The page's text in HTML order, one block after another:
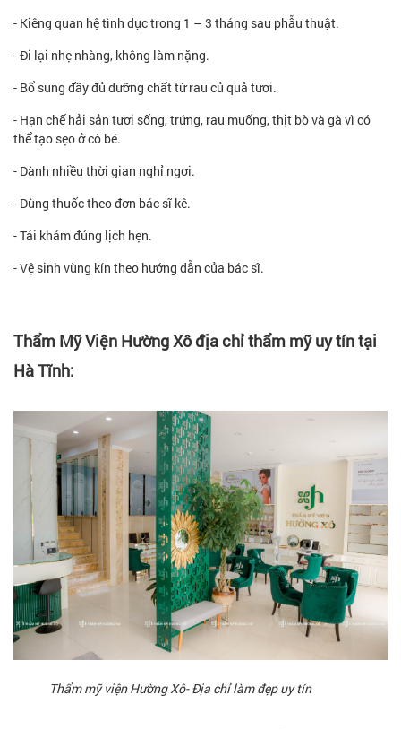
- Kiêng quan hệ tình dục trong 1 – 3 tháng sau phẫu thuật.
- Đi lại nhẹ nhàng, không làm nặng.
- Bổ sung đầy đủ dưỡng chất từ rau củ quả tươi.
- Hạn chế hải sản tươi sống, trứng, rau muống, thịt bò và gà vì có
thể tạo sẹo ở cô bé.
- Dành nhiều thời gian nghỉ ngơi.
- Dùng thuốc theo đơn bác sĩ kê.
- Tái khám đúng lịch hẹn.
- Vệ sinh vùng kín theo hướng dẫn của bác sĩ.
Thẩm Mỹ Viện Hường Xô địa chỉ thẩm mỹ uy tín tại
Hà Tĩnh:
Thẩm mỹ viện Hường Xô- Địa chỉ làm đẹp uy tín